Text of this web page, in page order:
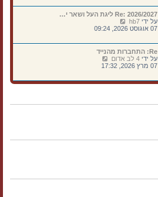
נ
ה
ה
א
ר
נ
ה
ב
ה
ו
ד
ע
א
ח
ר
נ
Re: 2026/2027 ליגת העל ושאר י…
על ידי hb7
פ
ב
ה
ו
ד
ע
ה
ר
07 אוגוסט 2026, 09:24
Re: התחברות מהנייד
על ידי 4 לב אדום
ב
ה
07 מרץ 2026, 17:32